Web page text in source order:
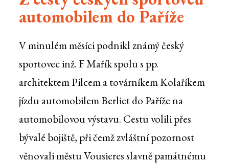
automobilem do Paříže
V minulém měsíci podnikl známý český
sportovec inž. F Mařík spolu s pp.
architektem Pilcem a továrníkem Kolaříkem
jízdu automobilem Berliet do Paříže na
automobilovou výstavu. Cestu volili přes
bývalé bojiště, při čemž zvláštní pozornost
věnovali městu Vousieres slavně památnému